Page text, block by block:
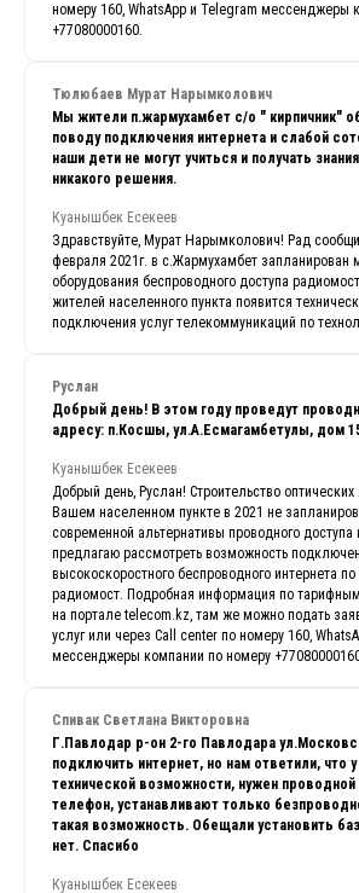
номеру 160, WhatsApp и Telegram мессенджеры
+77080000160.
Тюлюбаев Мурат Нарымколович
Мы жители п.жармухамбет с/о " кирпичник"
поводу подключения интернета и слабой
наши дети не могут учиться и получать
никакого решения.
Куанышбек Есекеев
Здравствуйте, Мурат Нарымколович! Рад
февраля 2021г. в с.Жармухамбет запланирован
оборудования беспроводного доступа
жителей населенного пункта появится
подключения услуг телекоммуникаций по
Руслан
Добрый день! В этом году проведут
адресу: п.Косшы, ул.А.Есмагамбетулы, дом
Куанышбек Есекеев
Добрый день, Руслан! Строительство
Вашем населенном пункте в 2021 не
современной альтернативы проводного доступа
предлагаю рассмотреть возможность
высокоскоростного беспроводного интернета
радиомост. Подробная информация по
на портале telecom.kz, там же можно подать
услуг или через Call center по номеру 160,
мессенджеры компании по номеру
Спивак Светлана Викторовна
Г.Павлодар р-он 2-го Павлодара
подключить интернет, но нам ответили, что
технической возможности, нужен
телефон, устанавливают только
такая возможность. Обещали установить
нет. Спасибо
Куанышбек Есекеев